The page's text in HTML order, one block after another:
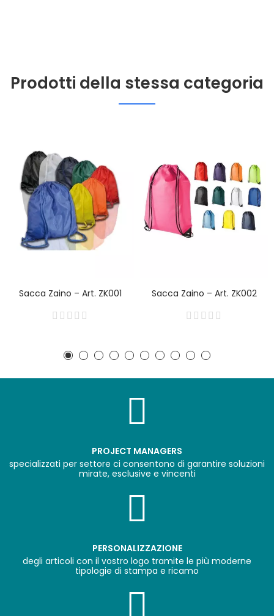
Prodotti della stessa categoria
Sacca Zaino – Art. ZK001 Sacca Zaino – Art. ZK002
PROJECT MANAGERS
specializzati per settore ci consentono di garantire soluzioni
mirate, esclusive e vincenti
PERSONALIZZAZIONE
degli articoli con il vostro logo tramite le più moderne
tipologie di stampa e ricamo